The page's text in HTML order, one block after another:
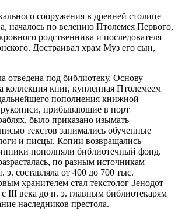
сооружения в древней столице
началось по велению Птолемея Первого,
родственника и последователя
Достраивал храм Муз его сын,
отведена под библиотеку. Основу
коллекция книг, купленная Птолемеем
пополнения книжной
прибывающие в порт
было приказано изымать
текстов занимались обученные
и писцы. Копии возвращались
пополняли библиотечный фонд.
по разным источникам
э. составляла от 400 до 700 тыс.
хранителем стал текстолог Зенодот
III века до н. э. главным библиотекарям
наследников престола.